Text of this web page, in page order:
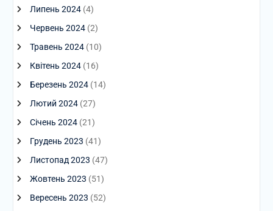
Липень 2024(4)
Червень 2024(2)
Травень 2024(10)
Квітень 2024(16)
Березень 2024(14)
Лютий 2024(27)
Січень 2024(21)
Грудень 2023 (41)
Листопад 2023 (47)
Жовтень 2023 (51)
Вересень 2023 (52)